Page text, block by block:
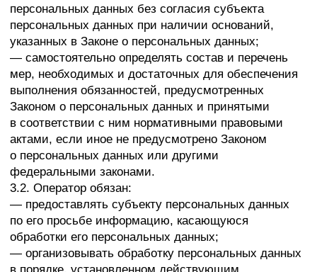
законные основания для раскрытия таких
персональных данных. Перечень информации
и порядок ее получения установлен Законом
о персональных данных;
— требовать от оператора уточнения его
персональных данных, их блокирования или
уничтожения в случае, если персональные данные
являются неполными, устаревшими, неточными,
незаконно полученными или не являются
необходимыми для заявленной цели обработки,
а также принимать предусмотренные законом меры
по защите своих прав;
при обработке персональных данных в целях
продвижения на рынке товаров, работ и услуг;
— на отзыв согласия на обработку персональных
данных, а также, на направление требования
о прекращении обработки персональных данных;
— обжаловать в уполномоченный орган по защите
прав субъектов персональных данных или
в судебном порядке неправомерные действия или
бездействие Оператора при обработке его
персональных данных;